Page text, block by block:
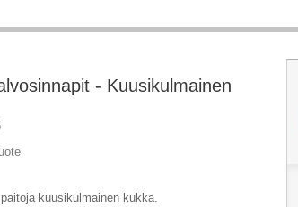
- Kuusikulmainen
kuusikulmainen kukka.